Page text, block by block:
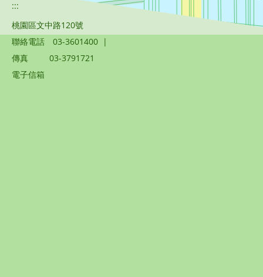
:::
桃園區文中路120號
聯絡電話
03-3601400 |
傳真
03-3791721
電子信箱